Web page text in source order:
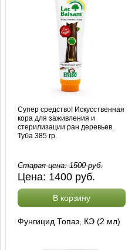
Супер средство! Искусственная
кора для заживления и
стерилизации ран деревьев.
Туба 385 гр.
Старая цена:1500руб.
Цена: 1400 руб.
В корзину
Фунгицид Топаз, КЭ (2 мл)